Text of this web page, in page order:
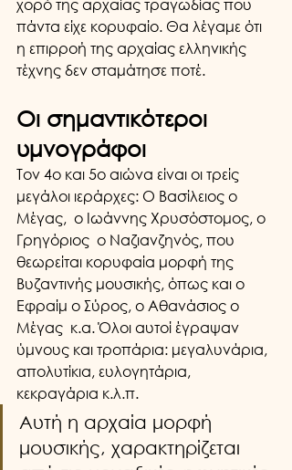
χορό της αρχαίας τραγωδίας που
πάντα είχε κορυφαίο. Θα λέγαμε ότι
η επιρροή της αρχαίας ελληνικής
τέχνης δεν σταμάτησε ποτέ.
Οι σημαντικότεροι
υμνογράφοι
Τον 4ο και 5ο αιώνα είναι οι τρείς
μεγάλοι ιεράρχες: Ο Βασίλειος ο
Μέγας,  ο Ιωάννης Χρυσόστομος, ο
Γρηγόριος  ο Ναζιανζηνός, που
θεωρείται κορυφαία μορφή της
Βυζαντινής μουσικής, όπως και ο
Εφραίμ ο Σύρος, ο Αθανάσιος ο
Μέγας  κ.α. Όλοι αυτοί έγραψαν
ύμνους και τροπάρια: μεγαλυνάρια,
απολυτίκια, ευλογητάρια,
κεκραγάρια κ.λ.π.
Αυτή η αρχαία μορφή
μουσικής, χαρακτηρίζεται